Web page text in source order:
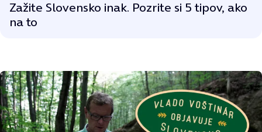
Zažite Slovensko inak. Pozrite si 5 tipov, ako
na to